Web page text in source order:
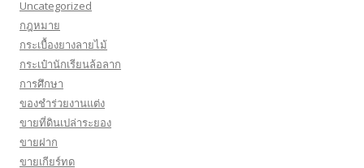
Uncategorized
กฎหมาย
กระเบื้องยางลายไม้
กระเป๋านักเรียนล้อลาก
การศึกษา
ของชำร่วยงานแต่ง
ขายที่ดินเปล่าระยอง
ขายฝาก
ขายเกียร์ทด